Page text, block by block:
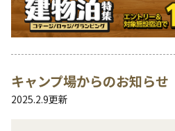
トップシーズン 5000円
◆入場料
お車1台まで(2台目不可)
キャンプ場からのお知らせ
2025.2.9更新